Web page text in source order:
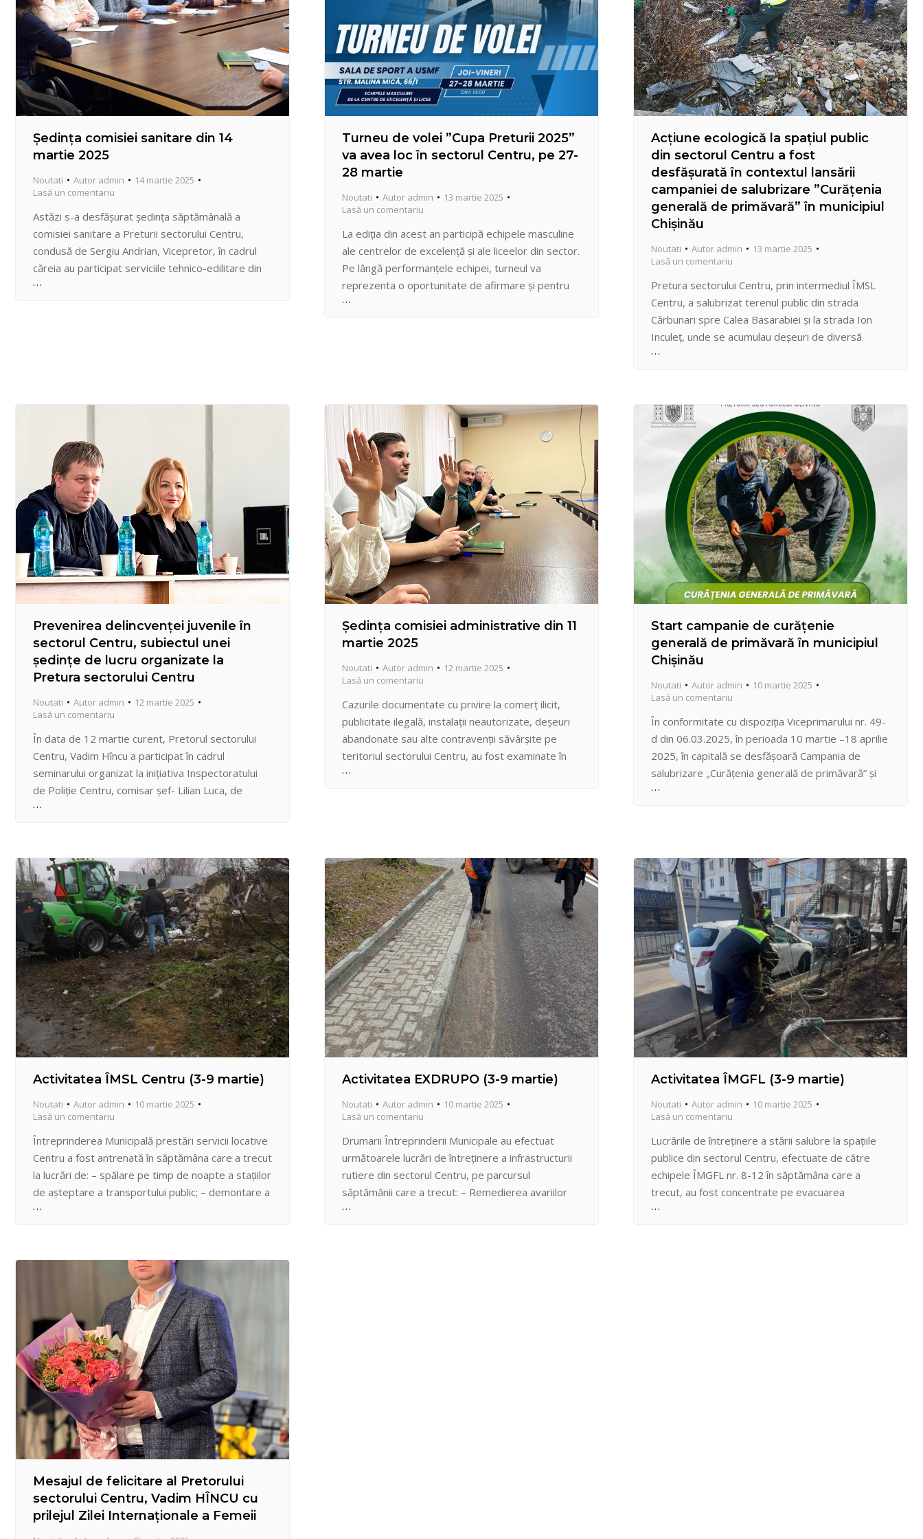
Ședința comisiei sanitare din 14
martie 2025
Noutati Autor admin
14 martie 2025
Lasă un comentariu
Astăzi s-a desfășurat ședința săptămânală a
comisiei sanitare a Preturii sectorului Centru,
condusă de Sergiu Andrian, Vicepretor, în cadrul
căreia au participat serviciile tehnico-edilitare din
sector. Subiectele ordinei de zi au fost: 1.
Turneu de volei ”Cupa Preturii 2025”
va avea loc în sectorul Centru, pe 27-
28 martie
Noutati Autor admin
13 martie 2025
Lasă un comentariu
La ediția din acest an participă echipele masculine
ale centrelor de excelență și ale liceelor din sector.
Pe lângă performanțele echipei, turneul va
reprezenta o oportunitate de afirmare și pentru
jucătorii care se vor remarca prin calitățile lor
Acțiune ecologică la spațiul public
din sectorul Centru a fost
desfășurată în contextul lansării
campaniei de salubrizare ”Curățenia
generală de primăvară” în municipiul
Chișinău
Noutati Autor admin
13 martie 2025
Lasă un comentariu
Pretura sectorului Centru, prin intermediul ÎMSL
Centru, a salubrizat terenul public din strada
Cărbunari spre Calea Basarabiei și la strada Ion
Inculeț, unde se acumulau deșeuri de diversă
proveniență abandonate iresponsabil. De către
manual, cât și cu ajutorul autospecialelor, fiind
evacuate mai…
Prevenirea delincvenței juvenile în
sectorul Centru, subiectul unei
ședințe de lucru organizate la
Pretura sectorului Centru
Noutati Autor admin
12 martie 2025
Lasă un comentariu
În data de 12 martie curent, Pretorul sectorului
Centru, Vadim Hîncu a participat în cadrul
seminarului organizat la inițiativa Inspectoratului
de Poliție Centru, comisar șef- Lilian Luca, de
comun cu Direcția Educație, Tineret și Sport
Polițiștii în dialog cu directorii de…
Ședința comisiei administrative din 11
martie 2025
Noutati Autor admin
12 martie 2025
Lasă un comentariu
Cazurile documentate cu privire la comerț ilicit,
publicitate ilegală, instalații neautorizate, deșeuri
abandonate sau alte contravenții săvârșite pe
teritoriul sectorului Centru, au fost examinate în
cadrul ședinței ordinare a comisiei administrative
Start campanie de curățenie
generală de primăvară în municipiul
Chișinău
Noutati Autor admin
10 martie 2025
Lasă un comentariu
În conformitate cu dispoziția Viceprimarului nr. 49-
d din 06.03.2025, în perioada 10 martie –18 aprilie
2025, în capitală se desfășoară Campania de
salubrizare „Curățenia generală de primăvară” și
pregătirea orașului pentru Sărbătorile de Paști. Pe
parcuri,…
Activitatea ÎMSL Centru (3-9 martie)
Noutati Autor admin
10 martie 2025
Lasă un comentariu
Întreprinderea Municipală prestări servicii locative
Centru a fost antrenată în săptămâna care a trecut
la lucrări de: – spălare pe timp de noapte a stațiilor
de așteptare a transportului public; – demontare a
blocajelor antiparking, demontarea elementelor
salubrizare…
Activitatea EXDRUPO (3-9 martie)
Noutati Autor admin
10 martie 2025
Lasă un comentariu
Drumarii Întreprinderii Municipale au efectuat
următoarele lucrări de întreținere a infrastructurii
rutiere din sectorul Centru, pe parcursul
săptămânii care a trecut: – Remedierea avariilor
de pe zona carosabilă prin plombări cu beton
Activitatea ÎMGFL (3-9 martie)
Noutati Autor admin
10 martie 2025
Lasă un comentariu
Lucrările de întreținere a stării salubre la spațiile
publice din sectorul Centru, efectuate de către
echipele ÎMGFL nr. 8-12 în săptămâna care a
trecut, au fost concentrate pe evacuarea
resturilor vegetale după defrișări, salubrizarea
Mesajul de felicitare al Pretorului
sectorului Centru, Vadim HÎNCU cu
prilejul Zilei Internaționale a Femeii